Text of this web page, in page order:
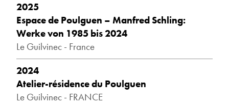
2025
Espace de Poulguen – Manfred Schling:
Werke von 1985 bis 2024
Le Guilvinec - France
2024
Atelier-résidence du Poulguen
Le Guilvinec - FRANCE